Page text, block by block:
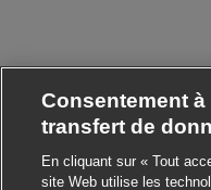
Consentement
transfert de
En cliquant sur « Tout
site Web utilise les